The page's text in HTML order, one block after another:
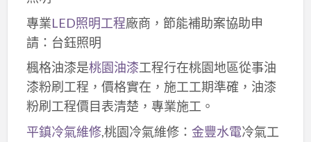
專業LED照明工程廠商，節能補助案協助申
請：台鈺照明
楓格油漆是桃園油漆工程行在桃園地區從事油
漆粉刷工程，價格實在，施工工期準確，油漆
粉刷工程價目表清楚，專業施工。
平鎮冷氣維修,桃園冷氣維修： 金豐水電冷氣工